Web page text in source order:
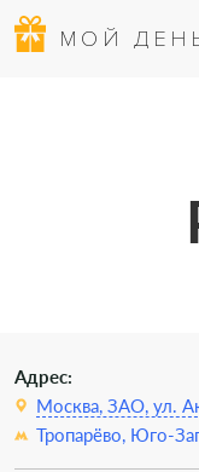
МОЙ
Адрес:
Москва, ЗАО, ул.
Тропарёво, Юго-